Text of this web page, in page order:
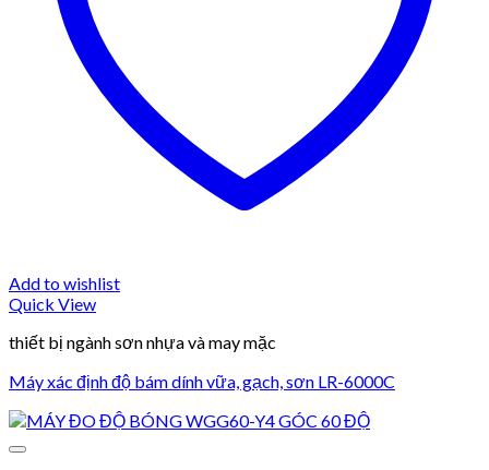
Add to wishlist
Quick View
thiết bị ngành sơn nhựa và may mặc
Máy xác định độ bám dính vữa, gạch, sơn LR-6000C